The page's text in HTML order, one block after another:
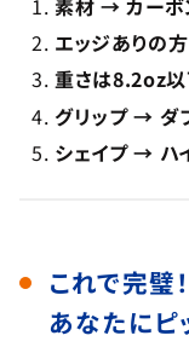
素材 → カー
エッジありの
重さは8.2oz以
グリップ → ダ
シェイプ → ハ
これで完璧！
あなたにピ